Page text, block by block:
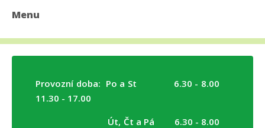
Menu
DENNÍ PROGRAM
Provozní doba: Po a St 6.30 - 8.00
11.30 - 17.00
Út, Čt a Pá 6.30 - 8.00